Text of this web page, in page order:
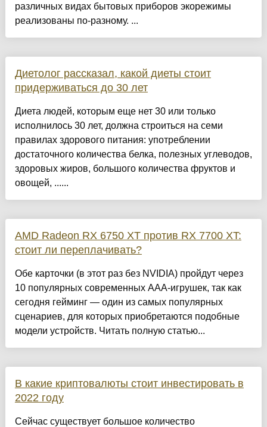
различных видах бытовых приборов экорежимы
реализованы по-разному. ...
Диетолог рассказал, какой диеты стоит
придерживаться до 30 лет
Диета людей, которым еще нет 30 или только
исполнилось 30 лет, должна строиться на семи
правилах здорового питания: употреблении
достаточного количества белка, полезных углеводов,
здоровых жиров, большого количества фруктов и
овощей, ......
AMD Radeon RX 6750 XT против RX 7700 XT:
стоит ли переплачивать?
Обе карточки (в этот раз без NVIDIA) пройдут через
10 популярных современных AAA-игрушек, так как
сегодня гейминг — один из самых популярных
сценариев, для которых приобретаются подобные
модели устройств. Читать полную статью...
В какие криптовалюты стоит инвестировать в
2022 году
Сейчас существует большое количество